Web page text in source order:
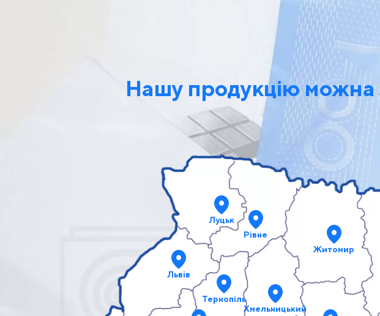
Нашу продукцію можна
Житомир
Львів
Луцьк
Тернопіль
Хмельницький
Рівне